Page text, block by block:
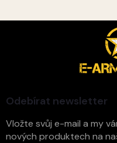
Odebírat newsletter
Vložte svůj e-mail a my
nových produktech na